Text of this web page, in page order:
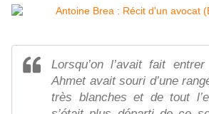
Lorsqu’on l’avait fait
Ahmet avait souri d’une
très blanches et de tout